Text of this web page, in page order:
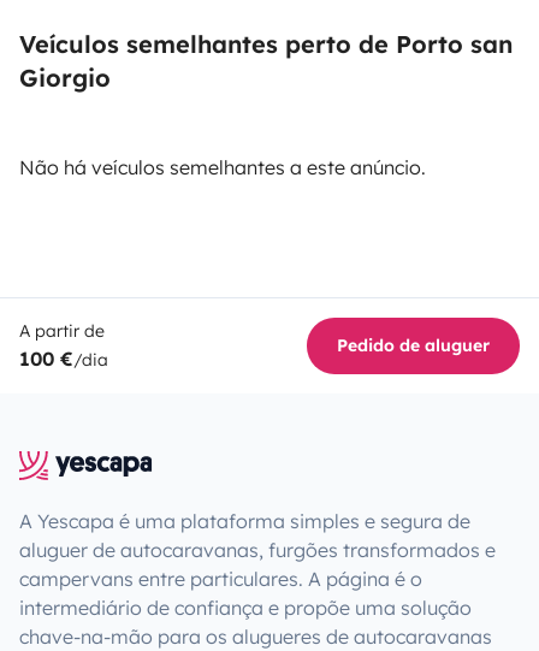
Veículos semelhantes perto de Porto san
Giorgio
Não há veículos semelhantes a este anúncio.
A partir de
100 €/dia
Pedido de aluguer
A Yescapa é uma plataforma simples e segura de
aluguer de autocaravanas, furgões transformados e
campervans entre particulares. A página é o
intermediário de confiança e propõe uma solução
chave-na-mão para os alugueres de autocaravanas